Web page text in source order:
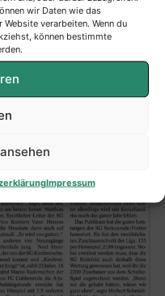
wir Daten wie das
verarbeiten. Wenn du
können bestimmte
Impressum